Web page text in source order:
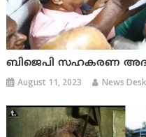
ബിജെപി സഹകരണ
August 11, 2023 News Desk